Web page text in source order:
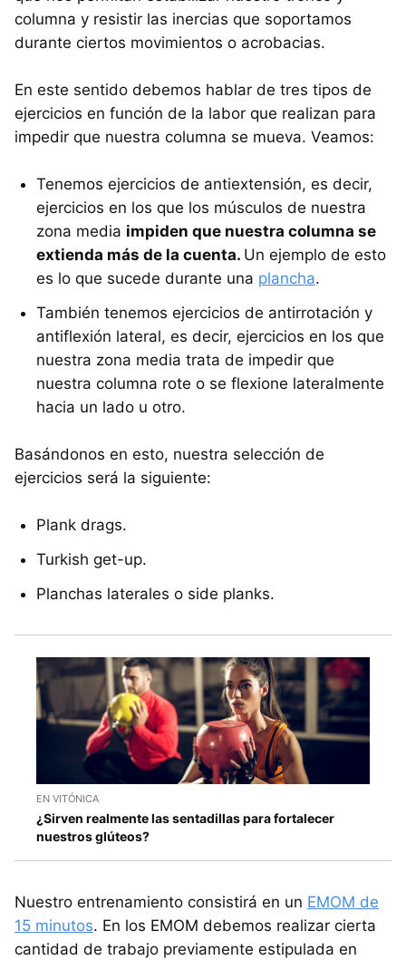
columna y resistir las inercias que soportamos
durante ciertos movimientos o acrobacias.
En este sentido debemos hablar de tres tipos de
ejercicios en función de la labor que realizan para
impedir que nuestra columna se mueva. Veamos:
Tenemos ejercicios de antiextensión, es decir,
ejercicios en los que los músculos de nuestra
zona media impiden que nuestra columna se
extienda más de la cuenta. Un ejemplo de esto
es lo que sucede durante una plancha.
También tenemos ejercicios de antirrotación y
antiflexión lateral, es decir, ejercicios en los que
nuestra zona media trata de impedir que
nuestra columna rote o se flexione lateralmente
hacia un lado u otro.
Basándonos en esto, nuestra selección de
ejercicios será la siguiente:
Plank drags.
Turkish get-up.
Planchas laterales o side planks.
EN VITÓNICA
¿Sirven realmente las sentadillas para fortalecer
nuestros glúteos?
Nuestro entrenamiento consistirá en un EMOM de
15 minutos. En los EMOM debemos realizar cierta
cantidad de trabajo previamente estipulada en